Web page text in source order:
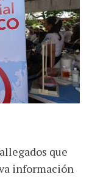
que
información